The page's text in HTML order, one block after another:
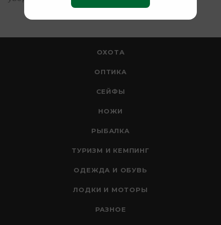
ОХОТА
ОПТИКА
СЕЙФЫ
НОЖИ
РЫБАЛКА
ТУРИЗМ И КЕМПИНГ
ОДЕЖДА И ОБУВЬ
ЛОДКИ И МОТОРЫ
РАЗНОЕ